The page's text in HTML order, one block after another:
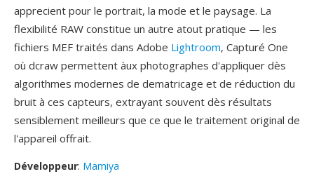
apprecient pour le portrait, la mode et le paysage. La
flexibilité RAW constitue un autre atout pratique — les
fichiers MEF traités dans Adobe Lightroom, Capturé One
où dcraw permettent àux photographes d'appliquer dès
algorithmes modernes de dematricage et de réduction du
bruit à ces capteurs, extrayant souvent dès résultats
sensiblement meilleurs que ce que le traitement original de
l'appareil offrait.
Développeur: Mamiya